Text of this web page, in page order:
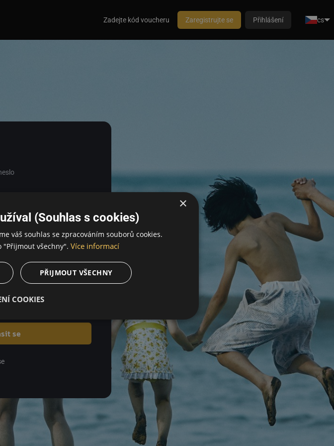
Zadejte kód voucheru Zaregistrujte se Přihlášení cs
se
×
(Souhlas s cookies)
váš souhlas se zpracováním souborů cookies.
všechny". Více informací
PŘIJMOUT VŠECHNY
COOKIES